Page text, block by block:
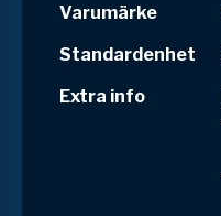
Varumärke
Standardenhet
Extra info